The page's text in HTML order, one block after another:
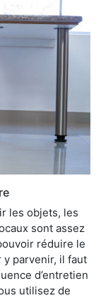
les objets, les
sont assez
réduire le
parvenir, il faut
d’entretien
utilisez de